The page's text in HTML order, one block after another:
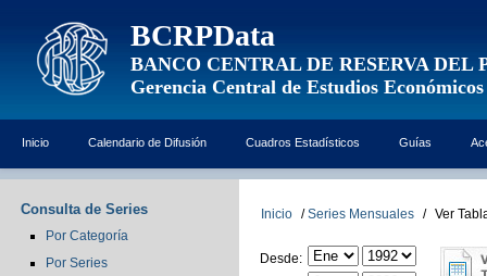
BCRPData
BANCO CENTRAL DE RESERVA DEL
Gerencia Central de Estudios Económicos
Inicio Calendario de Difusión Cuadros Estadísticos Guías
Consulta de Series
Por Categoría
Por Series
Inicio / Series Mensuales / Ver
Desde: